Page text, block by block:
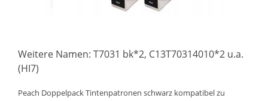
Weitere Namen: T7031 bk*2, C13T70314010*2 u.a.
(HI7)
Peach Doppelpack Tintenpatronen schwarz kompatibel zu